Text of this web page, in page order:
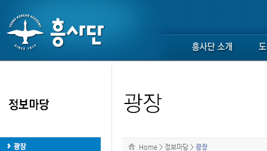
Home > 정보마당 > 광장